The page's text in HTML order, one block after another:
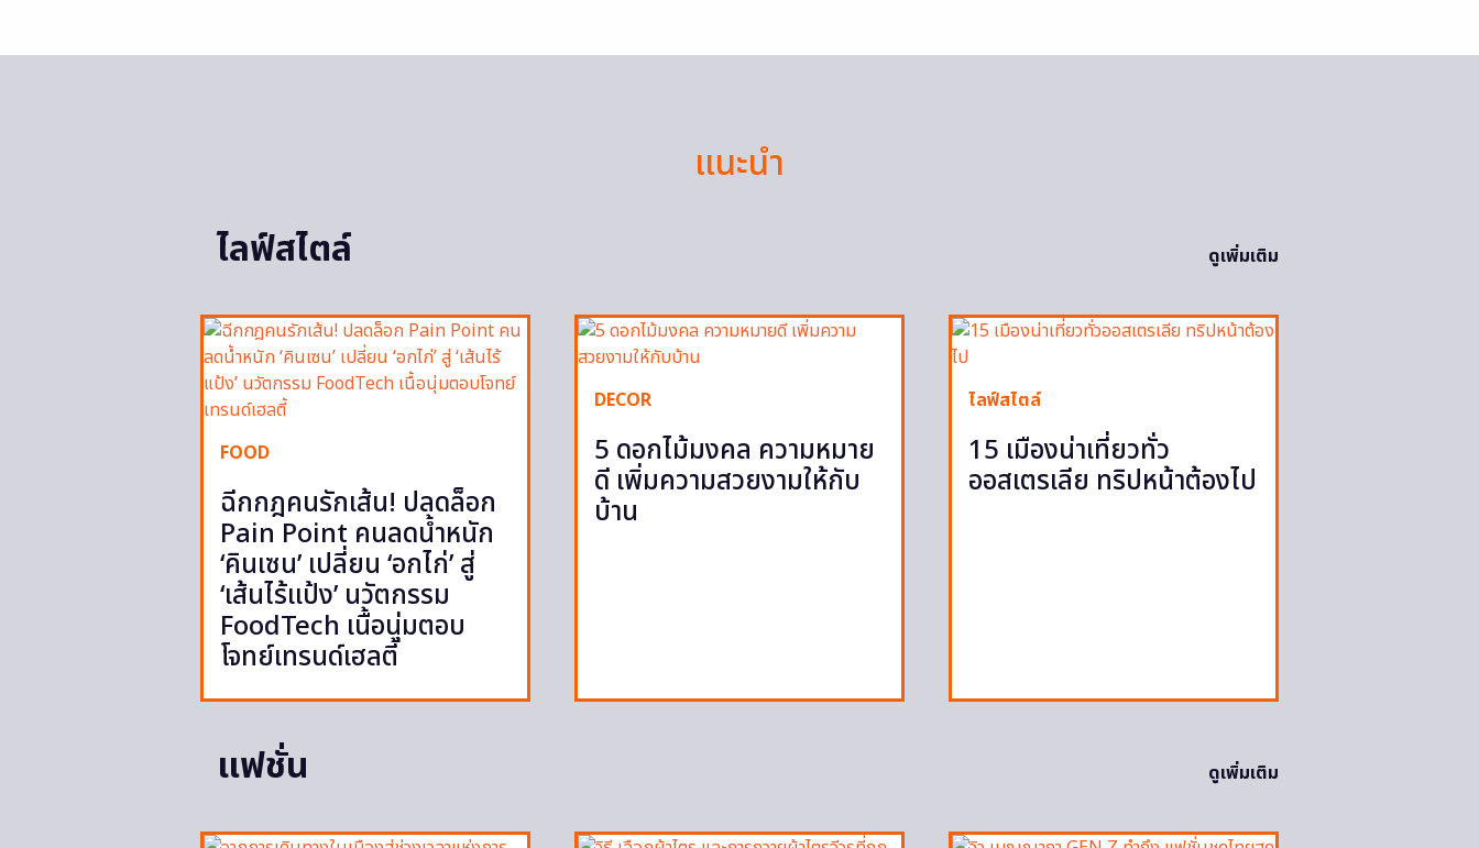
แนะนำ
ไลฟ์สไตล์
ดูเพิ่มเติม
FOOD
ฉีกกฎคนรักเส้น! ปลดล็อก
Pain Point คนลดน้ำหนัก
‘คินเซน’ เปลี่ยน ‘อกไก่’ สู่
‘เส้นไร้แป้ง’ นวัตกรรม
FoodTech เนื้อนุ่มตอบ
โจทย์เทรนด์เฮลตี้
DECOR
5 ดอกไม้มงคล ความหมาย
ดี เพิ่มความสวยงามให้กับ
บ้าน
ไลฟ์สไตล์
15 เมืองน่าเที่ยวทั่ว
ออสเตรเลีย ทริปหน้าต้องไป
แฟชั่น ดูเพิ่มเติม